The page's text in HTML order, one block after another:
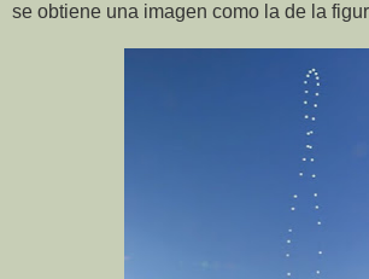
se obtiene una imagen como la de la